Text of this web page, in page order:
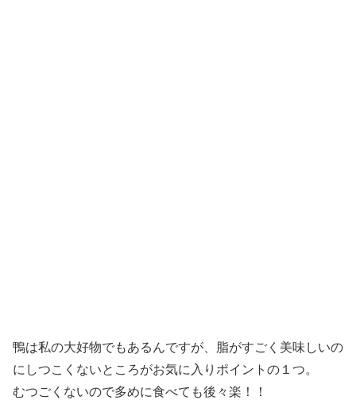
鴨は私の大好物でもあるんですが、脂がすごく美味しいの
にしつこくないところがお気に入りポイントの１つ。
むつごくないので多めに食べても後々楽！！